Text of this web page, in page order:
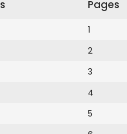
Pages
1
2
3
4
5